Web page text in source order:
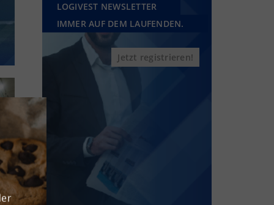
LOGIVEST NEWSLETTER
IMMER AUF DEM LAUFENDEN.
Jetzt registrieren!